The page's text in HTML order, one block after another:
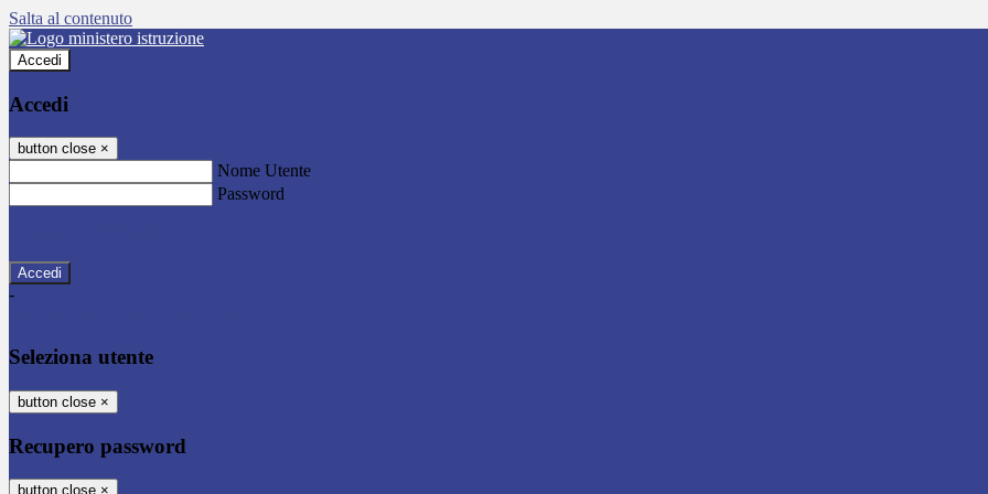
Salta al contenuto
Accedi
Accedi
button close ×
Nome Utente
Password
-
Seleziona utente
button close ×
Recupero password
button close ×